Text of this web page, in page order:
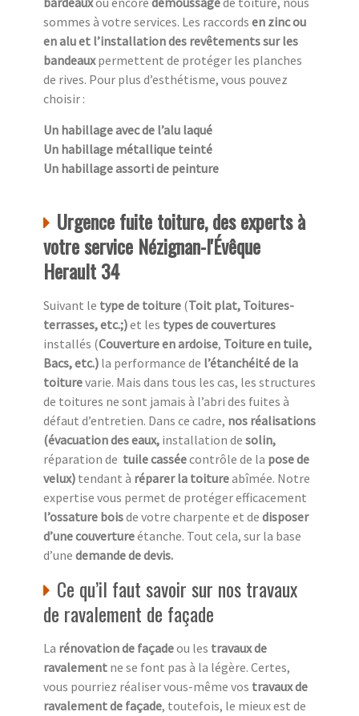
sommes à votre services. Les raccords en zinc ou
en alu et l’installation des revêtements sur les
bandeauxpermettent de protéger les planches
de rives. Pour plus d’esthétisme, vous pouvez
choisir :
Un habillage avec de l’alu laqué
Un habillage métallique teinté
Un habillage assorti de peinture
Urgence fuite toiture, des experts à
votre service Nézignan-l'Évêque
Herault 34
Suivant le type de toiture (Toit plat, Toitures-
terrasses, etc.;)et les types de couvertures
installés (Couverture en ardoise, Toiture en tuile,
Bacs, etc.) la performance de l’étanchéité de la
toiturevarie. Mais dans tous les cas, les structures
de toitures ne sont jamais à l’abri des fuites à
défaut d’entretien. Dans ce cadre, nos réalisations
(évacuation des eaux, installation de solin,
réparation de tuile casséecontrôle de la pose de
velux) tendant à réparer la toitureabîmée. Notre
expertise vous permet de protéger efficacement
l’ossature boisde votre charpente et de disposer
d’une couvertureétanche. Tout cela, sur la base
d’une demande de devis.
Ce qu’il faut savoir sur nos travaux
de ravalement de façade
La rénovation de façadeou les travaux de
ravalement ne se font pas à la légère. Certes,
vous pourriez réaliser vous-même vos travaux de
ravalement de façade, toutefois, le mieux est de